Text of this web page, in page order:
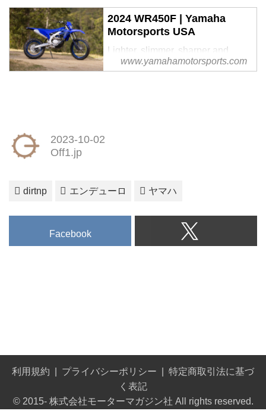
2024 WR450F | Yamaha
Motorsports USA
Lighter, slimmer, sharper and
more powerful, the all-new
www.yamahamotorsports.com
2023-10-02
Off1.jp
dirtnp エンデューロ ヤマハ
Facebook
利用規約 プライバシーポリシー
特定商取引法に基づ
く表記
© 2015- 株式会社モーターマガジン社 All rights reserved.